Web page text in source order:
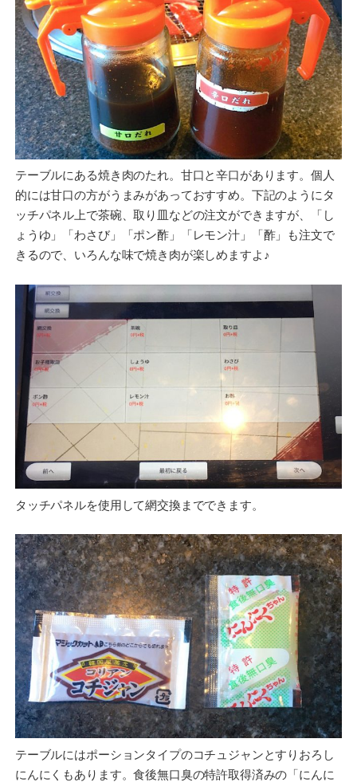
テーブルにある焼き肉のたれ。甘口と辛口があります。個人
的には甘口の方がうまみがあっておすすめ。下記のようにタ
ッチパネル上で茶碗、取り皿などの注文ができますが、「し
ょうゆ」「わさび」「ポン酢」「レモン汁」「酢」も注文で
きるので、いろんな味で焼き肉が楽しめますよ♪
タッチパネルを使用して網交換までできます。
テーブルにはポーションタイプのコチュジャンとすりおろし
にんにくもあります。食後無口臭の特許取得済みの「にんに